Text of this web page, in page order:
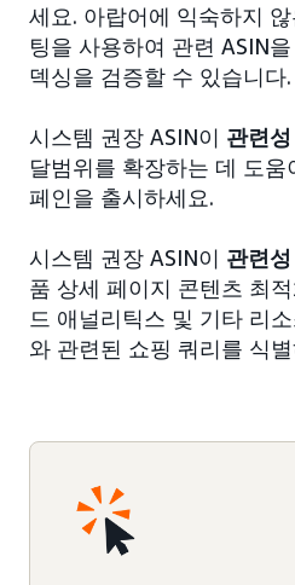
세요. 아랍어에 익숙하지
팅을 사용하여 관련 ASIN
덱싱을 검증할 수 있습니다.
시스템 권장 ASIN이 관련
달범위를 확장하는 데 도
페인을 출시하세요.
시스템 권장 ASIN이 관련
품 상세 페이지 콘텐츠 최
드 애널리틱스 및 기타 리
와 관련된 쇼핑 쿼리를 식